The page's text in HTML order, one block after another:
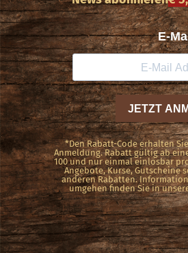
*Den Rabatt-Code erhalten
Anmeldung. Rabatt gültig ab
100 und nur einmal einlösbar
Angebote, Kurse, Gutscheine
anderen Rabatten.
umgehen finden Sie in